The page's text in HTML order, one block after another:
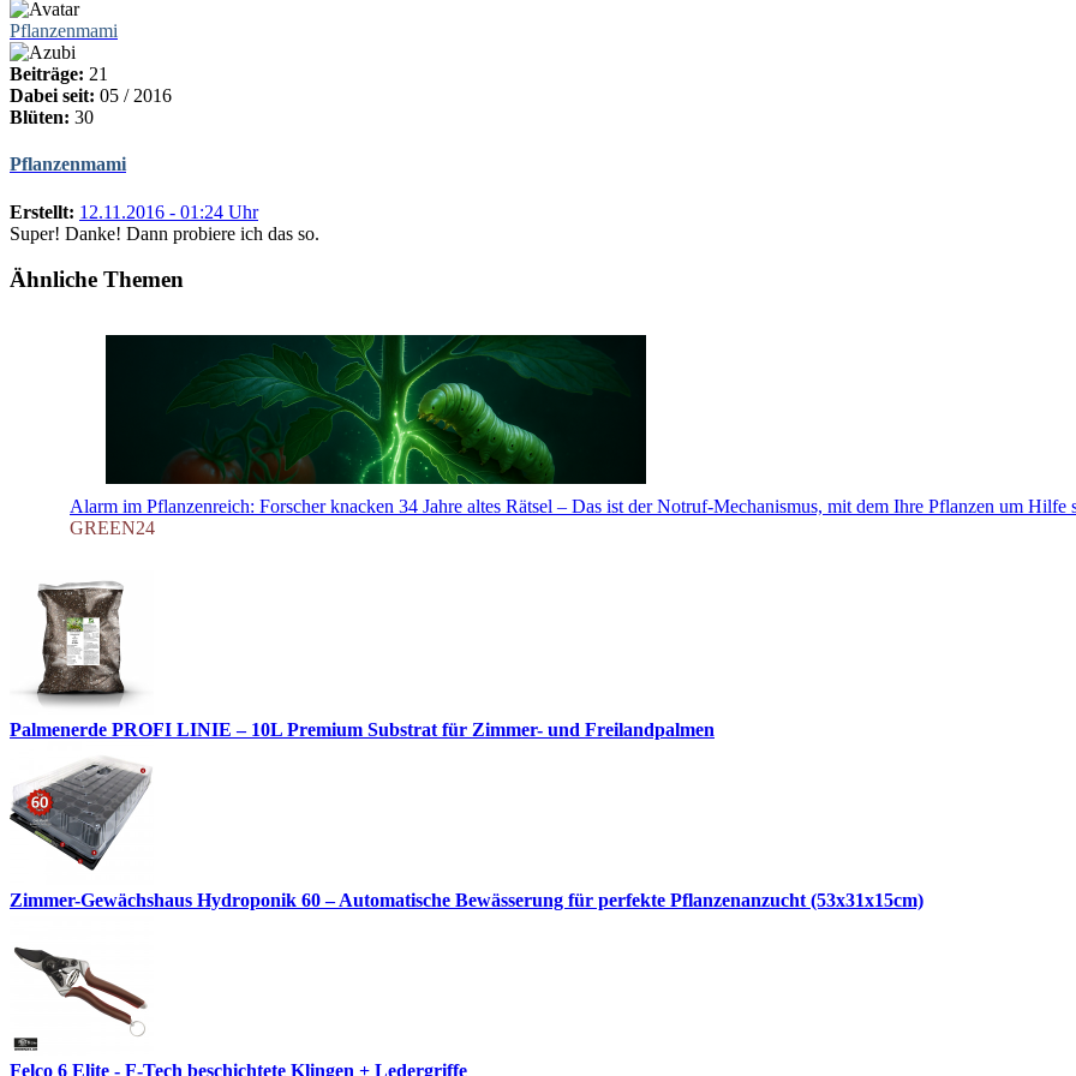
Pflanzenmami
Beiträge: 21
Dabei seit: 05 / 2016
Blüten: 30
Pflanzenmami
Erstellt: 12.11.2016 - 01:24 Uhr
Super! Danke! Dann probiere ich das so.
Ähnliche Themen
Alarm im Pflanzenreich: Forscher knacken 34 Jahre altes Rätsel – Das ist der Notruf-Mechanismus, mit dem Ihre Pflanzen um Hilfe
GREEN24
Palmenerde PROFI LINIE – 10L Premium Substrat für Zimmer- und Freilandpalmen
Zimmer-Gewächshaus Hydroponik 60 – Automatische Bewässerung für perfekte Pflanzenanzucht (53x31x15cm)
Felco 6 Elite - F-Tech beschichtete Klingen + Ledergriffe